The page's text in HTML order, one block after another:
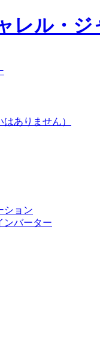
ありません）
ション
ンバーター